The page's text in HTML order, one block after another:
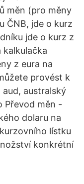
měn (pro měny
ČNB, jde o kurz
jde o kurz z
z eura na
provést k
australský
Převod měn -
dolaru na
lístku
konkrétní